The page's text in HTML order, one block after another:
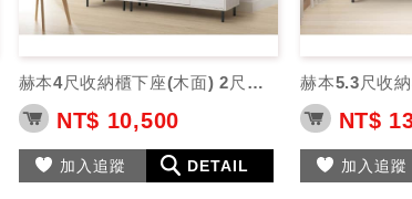
赫本4尺收納櫃下座(木面) 2尺收納櫃
NT$ 10,500
加入追蹤 DETAIL
赫本5.3尺收
NT$
加入追蹤